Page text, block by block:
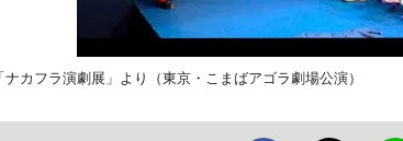
カフラ演劇展」より（東京・こまばアゴラ劇場公演）